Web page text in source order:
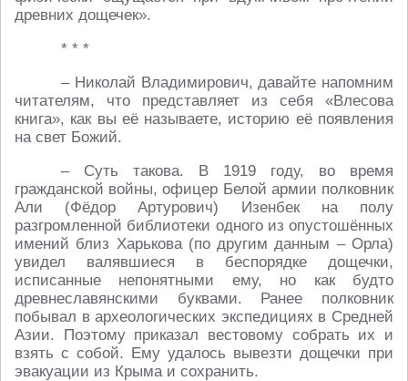
древних дощечек».
* * *
– Николай Владимирович, давайте напомним
читателям, что представляет из себя «Влесова
книга», как вы её называете, историю её появления
на свет Божий.
– Суть такова. В 1919 году, во время
гражданской войны, офицер Белой армии полковник
Али (Фёдор Артурович) Изенбек на полу
разгромленной библиотеки одного из опустошённых
имений близ Харькова (по другим данным – Орла)
увидел валявшиеся в беспорядке дощечки,
исписанные непонятными ему, но как будто
древнеславянскими буквами. Ранее полковник
побывал в археологических экспедициях в Средней
Азии. Поэтому приказал вестовому собрать их и
взять с собой. Ему удалось вывезти дощечки при
эвакуации из Крыма и сохранить.